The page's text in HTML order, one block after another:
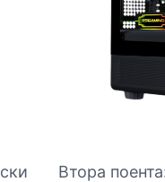
Втора